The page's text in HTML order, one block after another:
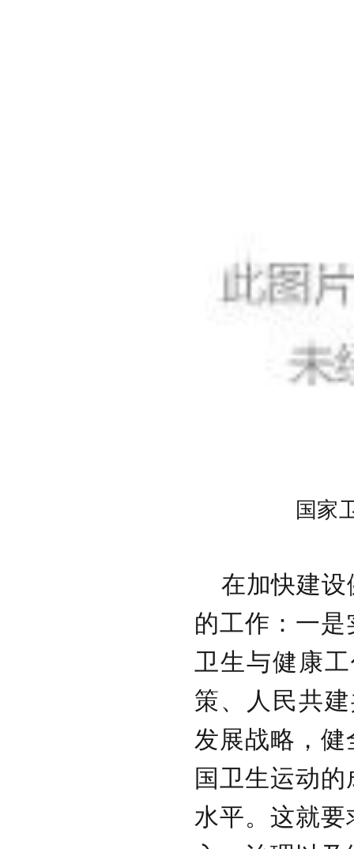
国家
在加快建
的工作：一
卫生与健康
策、人民共
发展战略，
国卫生运动
水平。这就